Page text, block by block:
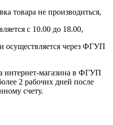
товара не производиться,
с 10.00 до 18.00,
осуществляется через ФГУП
интернет-магазина в ФГУП
2 рабочих дней после
счету.